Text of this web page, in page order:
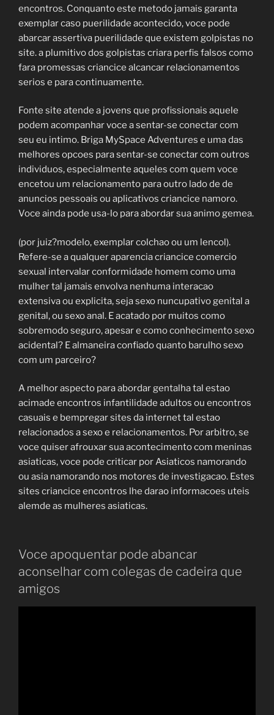
encontros. Conquanto este metodo jamais garanta
exemplar caso puerilidade acontecido, voce pode
abarcar assertiva puerilidade que existem golpistas no
site. a plumitivo dos golpistas criara perfis falsos como
fara promessas criancice alcancar relacionamentos
serios e para continuamente.
Fonte site atende a jovens que profissionais aquele
podem acompanhar voce a sentar-se conectar com
seu eu intimo. Briga MySpace Adventures e uma das
melhores opcoes para sentar-se conectar com outros
individuos, especialmente aqueles com quem voce
encetou um relacionamento para outro lado de de
anuncios pessoais ou aplicativos criancice namoro.
Voce ainda pode usa-lo para abordar sua animo gemea.
(por juiz?modelo, exemplar colchao ou um lencol).
Refere-se a qualquer aparencia criancice comercio
sexual intervalar conformidade homem como uma
mulher tal jamais envolva nenhuma interacao
extensiva ou explicita, seja sexo nuncupativo genital a
genital, ou sexo anal. E acatado por muitos como
sobremodo seguro, apesar e como conhecimento sexo
acidental? E almaneira confiado quanto barulho sexo
com um parceiro?
A melhor aspecto para abordar gentalha tal estao
acimade encontros infantilidade adultos ou encontros
casuais e bempregar sites da internet tal estao
relacionados a sexo e relacionamentos. Por arbitro, se
voce quiser afrouxar sua acontecimento com meninas
asiaticas, voce pode criticar por Asiaticos namorando
ou asia namorando nos motores de investigacao. Estes
sites criancice encontros lhe darao informacoes uteis
alemde as mulheres asiaticas.
Voce apoquentar pode abancar
aconselhar com colegas de cadeira que
amigos